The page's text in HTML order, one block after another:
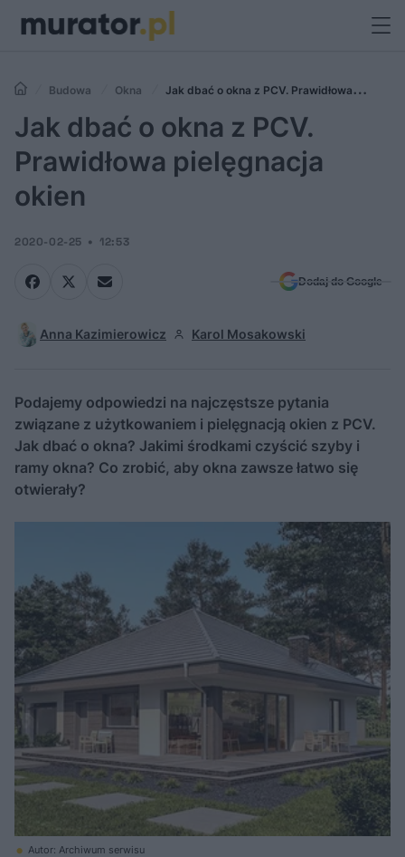
Budowa Okna
Jak dbać o okna z PCV. Prawidłowa
pielęgnacja okien
Jak dbać o okna z PCV.
Prawidłowa pielęgnacja
okien
2020-02-25 12:53
Dodaj do Google
Anna Kazimierowicz Karol Mosakowski
Podajemy odpowiedzi na najczęstsze pytania
związane z użytkowaniem i pielęgnacją okien z PCV.
Jak dbać o okna? Jakimi środkami czyścić szyby i
ramy okna? Co zrobić, aby okna zawsze łatwo się
otwierały?
Autor: Archiwum serwisu